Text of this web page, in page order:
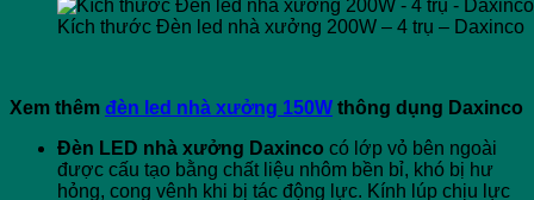
Kích thước Đèn led nhà xưởng 200W – 4 trụ – Daxinco
Xem thêm đèn led nhà xưởng 150W thông dụng Daxinco
Đèn LED nhà xưởng Daxinco có lớp vỏ bên ngoài
được cấu tạo bằng chất liệu nhôm bền bỉ, khó bị hư
hỏng, cong vênh khi bị tác động lực. Kính lúp chịu lực